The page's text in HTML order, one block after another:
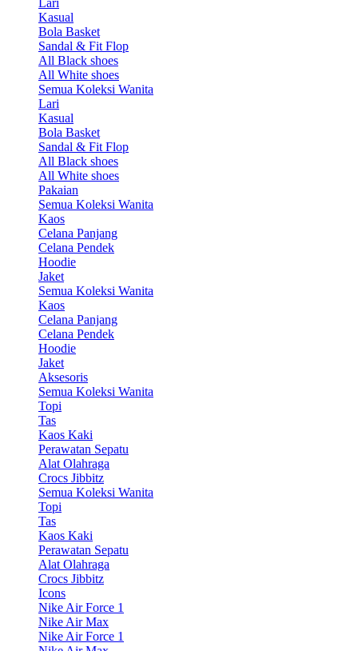
Kasual
Bola Basket
Sandal & Fit Flop
All Black shoes
All White shoes
Semua Koleksi Wanita
Lari
Kasual
Bola Basket
Sandal & Fit Flop
All Black shoes
All White shoes
Pakaian
Semua Koleksi Wanita
Kaos
Celana Panjang
Celana Pendek
Hoodie
Jaket
Semua Koleksi Wanita
Kaos
Celana Panjang
Celana Pendek
Hoodie
Jaket
Aksesoris
Semua Koleksi Wanita
Topi
Tas
Kaos Kaki
Perawatan Sepatu
Alat Olahraga
Crocs Jibbitz
Semua Koleksi Wanita
Topi
Tas
Kaos Kaki
Perawatan Sepatu
Alat Olahraga
Crocs Jibbitz
Icons
Nike Air Force 1
Nike Air Max
Nike Air Force 1